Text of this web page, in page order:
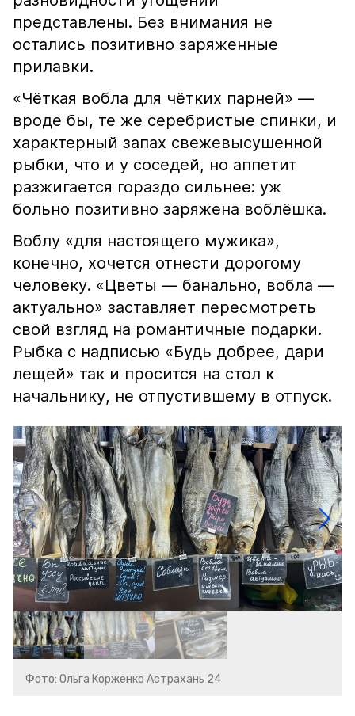
представлены. Без внимания не
остались позитивно заряженные
прилавки.
«Чёткая вобла для чётких парней» —
вроде бы, те же серебристые спинки, и
характерный запах свежевысушенной
рыбки, что и у соседей, но аппетит
разжигается гораздо сильнее: уж
больно позитивно заряжена воблёшка.
Воблу «для настоящего мужика»,
конечно, хочется отнести дорогому
человеку. «Цветы — банально, вобла —
актуально» заставляет пересмотреть
свой взгляд на романтичные подарки.
Рыбка с надписью «Будь добрее, дари
лещей» так и просится на стол к
начальнику, не отпустившему в отпуск.
Фото: Ольга Корженко Астрахань 24